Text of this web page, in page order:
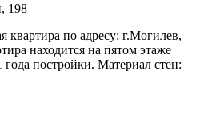
198
квартира по адресу: г.Могилев,
находится на пятом этаже
постройки. Материал стен: